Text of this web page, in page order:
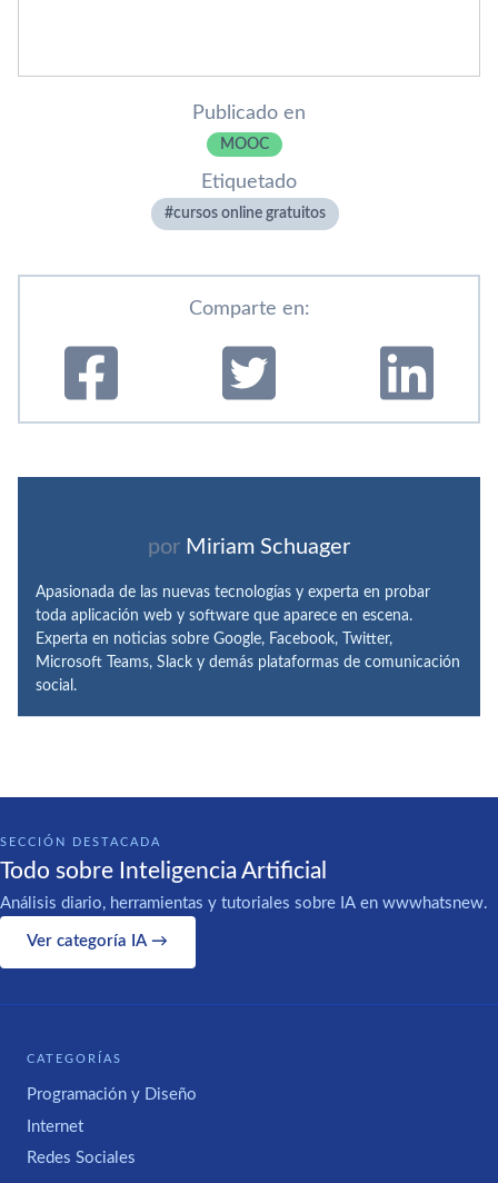
Publicado en
MOOC
Etiquetado
cursos online gratuitos
Comparte en:
por Miriam Schuager
Apasionada de las nuevas tecnologías y experta en probar
toda aplicación web y software que aparece en escena.
Experta en noticias sobre Google, Facebook, Twitter,
Microsoft Teams, Slack y demás plataformas de comunicación
social.
SECCIÓN DESTACADA
Todo sobre Inteligencia Artificial
Análisis diario, herramientas y tutoriales sobre IA en wwwhatsnew.
Ver categoría IA →
CATEGORÍAS
Programación y Diseño
Internet
Redes Sociales